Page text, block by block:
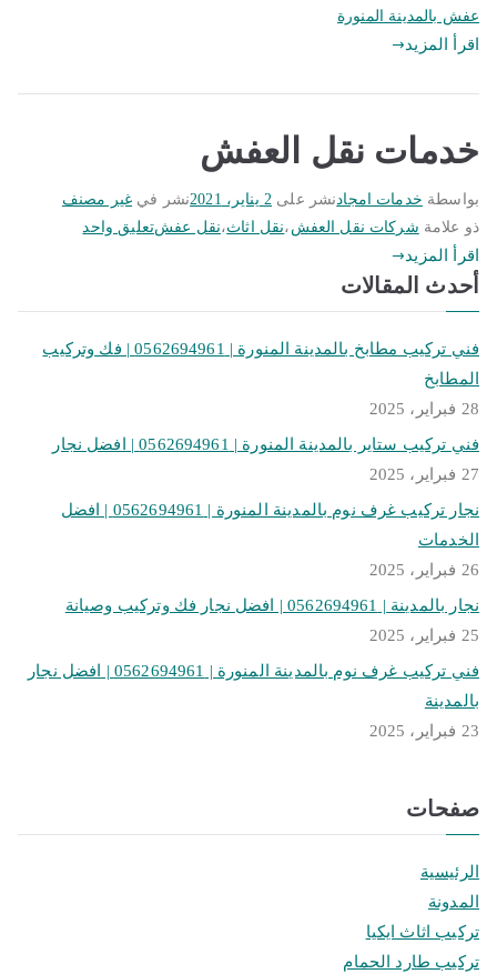
عفش بالمدينة المنورة
اقرأ المزيد
خدمات نقل العفش
بواسطة خدمات امجادنشر على 2 يناير، 2021 نشر في غير مصنف
ذو علامة شركات نقل العفش ،نقل اثاث،نقل عفشتعليق واحد
العفش
اقرأ المزيد
أحدث المقالات
فني تركيب مطابخ بالمدينة المنورة | 0562694961 | فك وتركيب
المطابخ
28 فبراير، 2025
فني تركيب ستاير بالمدينة المنورة | 0562694961 | افضل نجار
27 فبراير، 2025
نجار تركيب غرف نوم بالمدينة المنورة | 0562694961 | افضل
الخدمات
26 فبراير، 2025
نجار بالمدينة | 0562694961 | افضل نجار فك وتركيب وصيانة
25 فبراير، 2025
فني تركيب غرف نوم بالمدينة المنورة | 0562694961 | افضل نجار
بالمدينة
23 فبراير، 2025
صفحات
الرئيسية
المدونة
تركيب اثاث ايكيا
تركيب طارد الحمام